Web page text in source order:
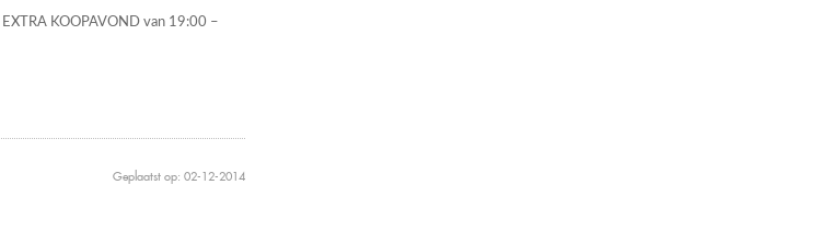
KOOPAVOND van 19:00 –
Geplaatst op: 02-12-2014